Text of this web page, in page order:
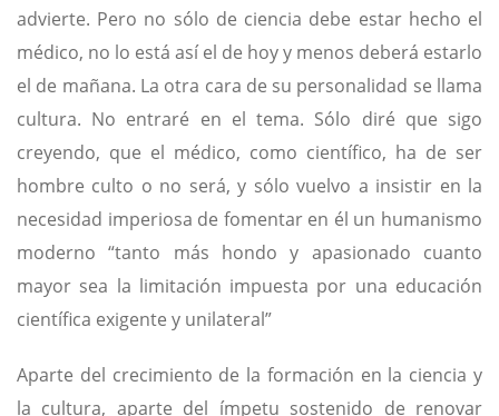
advierte. Pero no sólo de ciencia debe estar hecho el
médico, no lo está así el de hoy y menos deberá estarlo
el de mañana. La otra cara de su personalidad se llama
cultura. No entraré en el tema. Sólo diré que sigo
creyendo, que el médico, como científico, ha de ser
hombre culto o no será, y sólo vuelvo a insistir en la
necesidad imperiosa de fomentar en él un humanismo
moderno “tanto más hondo y apasionado cuanto
mayor sea la limitación impuesta por una educación
científica exigente y unilateral”
Aparte del crecimiento de la formación en la ciencia y
la cultura, aparte del ímpetu sostenido de renovar